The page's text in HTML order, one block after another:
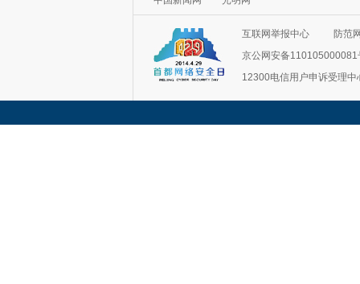
互联网举报中心
防范
京公网安备110105000081
12300电信用户申诉受理中